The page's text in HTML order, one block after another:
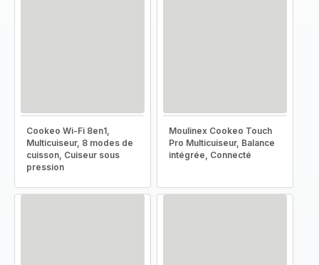
Cookeo Wi-Fi 8en1,
Multicuiseur, 8 modes de
cuisson, Cuiseur sous
pression
Moulinex Cookeo Touch
Pro Multicuiseur, Balance
intégrée, Connecté